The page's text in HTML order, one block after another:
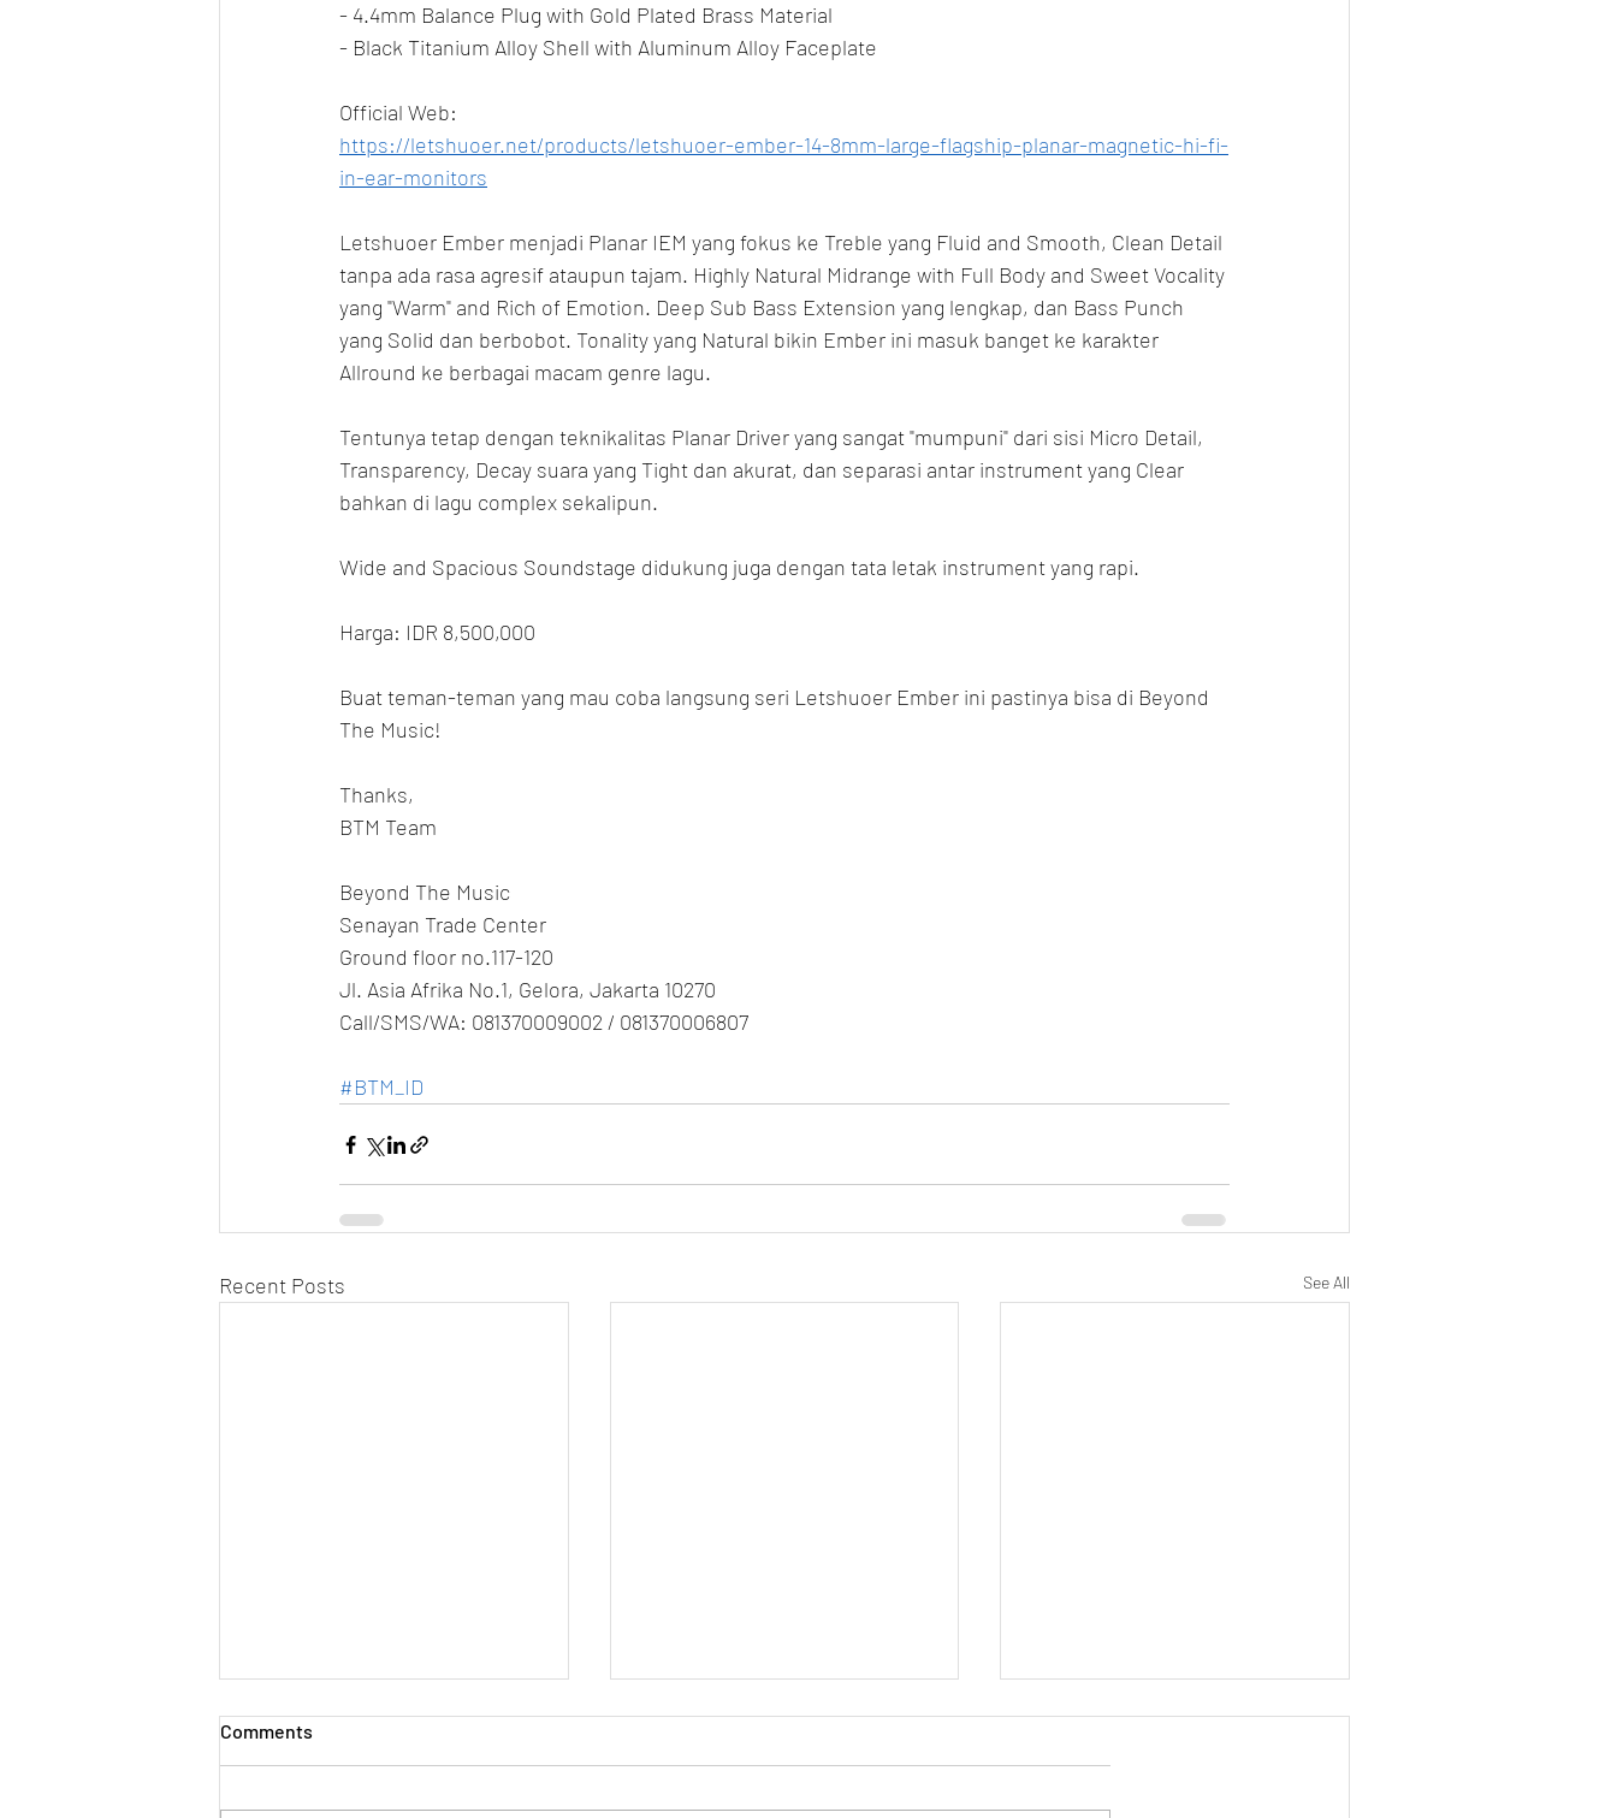
- 4.4mm Balance Plug with Gold Plated Brass Material
- Black Titanium Alloy Shell with Aluminum Alloy Faceplate
Official Web:
https://letshuoer.net/products/letshuoer-ember-14-8mm-large-flagship-planar-magnetic-hi-fi-
in-ear-monitors
Letshuoer Ember menjadi Planar IEM yang fokus ke Treble yang Fluid and Smooth, Clean Detail
tanpa ada rasa agresif ataupun tajam. Highly Natural Midrange with Full Body and Sweet Vocality
yang "Warm" and Rich of Emotion. Deep Sub Bass Extension yang lengkap, dan Bass Punch
yang Solid dan berbobot. Tonality yang Natural bikin Ember ini masuk banget ke karakter
Allround ke berbagai macam genre lagu.
Tentunya tetap dengan teknikalitas Planar Driver yang sangat "mumpuni" dari sisi Micro Detail,
Transparency, Decay suara yang Tight dan akurat, dan separasi antar instrument yang Clear
bahkan di lagu complex sekalipun.
Wide and Spacious Soundstage didukung juga dengan tata letak instrument yang rapi.
Harga: IDR 8,500,000
Buat teman-teman yang mau coba langsung seri Letshuoer Ember ini pastinya bisa di Beyond
The Music!
Thanks,
BTM Team
Beyond The Music
Senayan Trade Center
Ground floor no.117-120
Jl. Asia Afrika No.1, Gelora, Jakarta 10270
Call/SMS/WA: 081370009002 / 081370006807
#BTM_ID
Recent Posts See All
Comments